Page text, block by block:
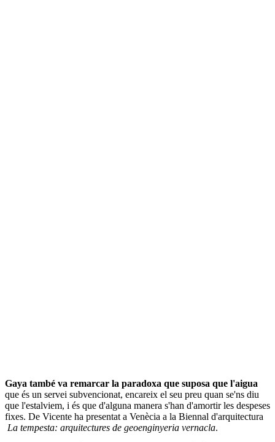
Gaya també va remarcar la paradoxa que suposa que l'aigua
que és un servei subvencionat, encareix el seu preu quan se'ns diu
que l'estalviem, i és que d'alguna manera s'han d'amortir les despeses
fixes. De Vicente ha presentat a Venècia a la Biennal d'arquitectura
La tempesta: arquitectures de geoenginyeria vernacla.